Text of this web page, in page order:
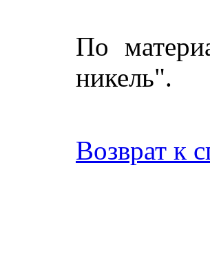
По
никель".
Возврат к